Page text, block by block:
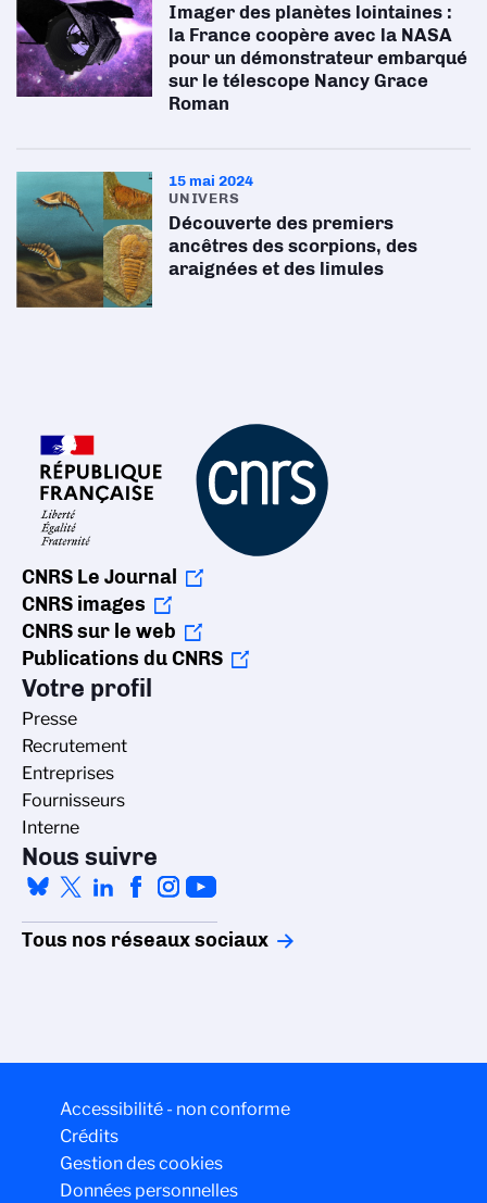
Imager des planètes lointaines :
la France coopère avec la NASA
pour un démonstrateur embarqué
sur le télescope Nancy Grace
Roman
15 mai 2024
UNIVERS
Découverte des premiers
ancêtres des scorpions, des
araignées et des limules
CNRS Le Journal
CNRS images
CNRS sur le web
Publications du CNRS
Votre profil
Presse
Recrutement
Entreprises
Fournisseurs
Interne
Nous suivre
Tous nos réseaux sociaux
Accessibilité - non conforme
Crédits
Gestion des cookies
Données personnelles